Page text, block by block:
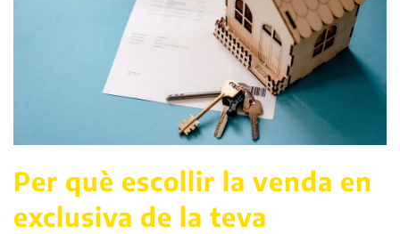
Per què escollir la venda en
exclusiva de la teva